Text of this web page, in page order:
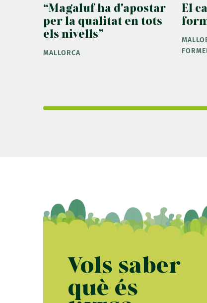
“Magaluf ha d'apostar
per la qualitat en tots
els nivells”
MALLORCA
El
Vols saber
què és